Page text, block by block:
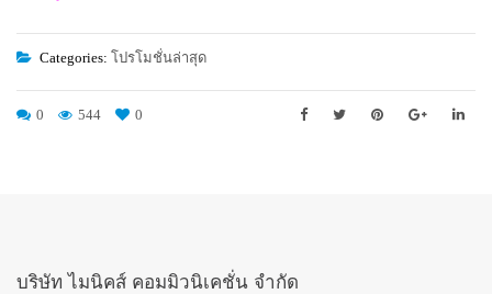
Categories: โปรโมชั่นล่าสุด
0 544 0
บริษัท ไมนิคส์ คอมมิวนิเคชั่น จำกัด